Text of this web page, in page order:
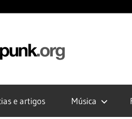
e artigos Música